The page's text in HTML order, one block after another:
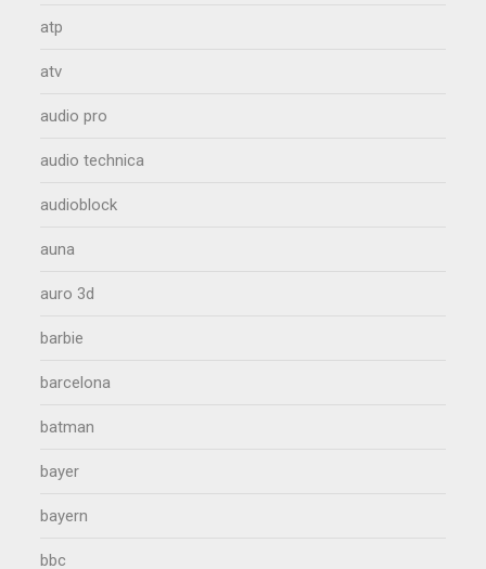
atp
atv
audio pro
audio technica
audioblock
auna
auro 3d
barbie
barcelona
batman
bayer
bayern
bbc